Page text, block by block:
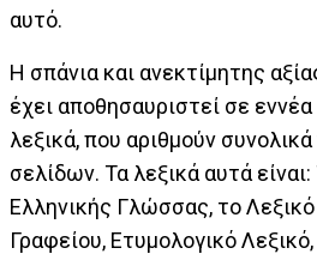
αυτό.
Η σπάνια και ανεκτίμητης
έχει αποθησαυριστεί σε
λεξικά, που αριθμούν
σελίδων. Τα λεξικά αυτά
Ελληνικής Γλώσσας, το
Γραφείου, Ετυμολογικό